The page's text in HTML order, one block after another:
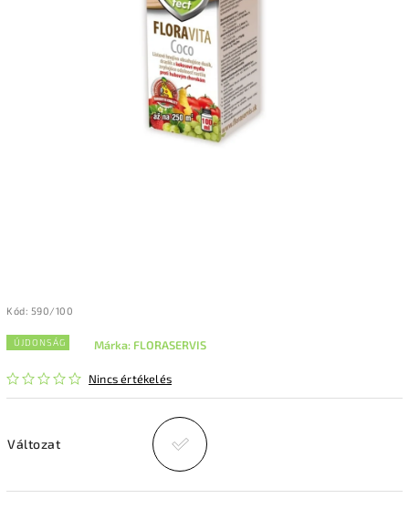
Kód: 590/100
ÚJDONSÁG
Nincs értékelés
Márka: FLORASERVIS
Változat